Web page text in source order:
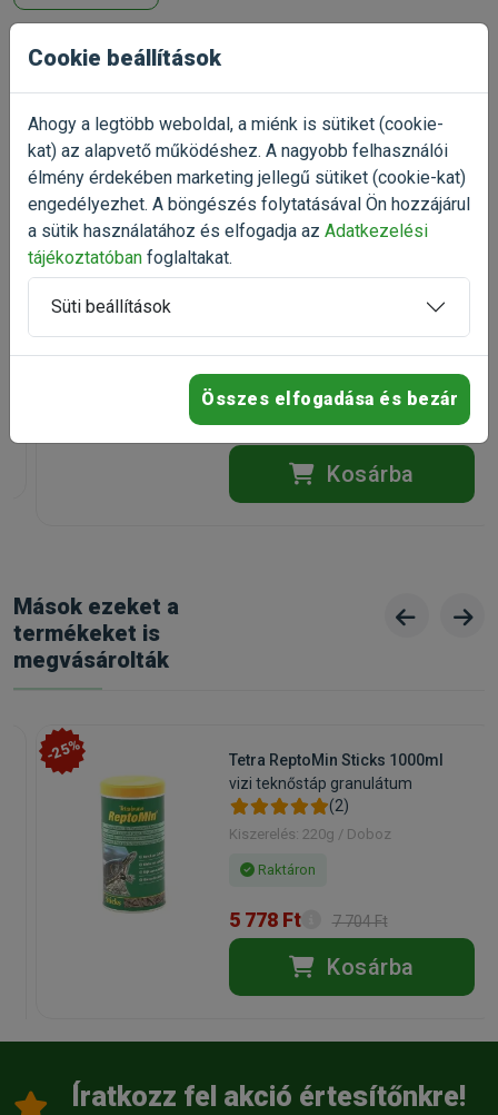
tartalmaz.
Kiszerelés:1 Darab
Nettó ár:
Állatorvosi:Nem
Talán ezek is
érdekelnek
-25%
Tetra Tortoise Szárazföldi
teknőstáp 500ml
Kiszerelés: 500ml / Doboz
Raktáron
2 869 Ft 3 825 Ft
Kosárba
Mások ezeket a
termékeket is
megvásárolták
-25%
Tetra ReptoMin Sticks 1000ml
vizi teknőstáp granulátum
(2)
Kiszerelés: 220g / Doboz
Raktáron
5 778 Ft 7 704 Ft
Kosárba
Íratkozz fel akció értesítőnkre!
Cookie beállítások
Ahogy a legtöbb weboldal, a miénk is sütiket (cookie-
kat) az alapvető működéshez. A nagyobb felhasználói
élmény érdekében marketing jellegű sütiket (cookie-kat)
engedélyezhet. A böngészés folytatásával Ön hozzájárul
a sütik használatához és elfogadja az Adatkezelési
tájékoztatóban foglaltakat.
Süti beállítások
Összes elfogadása és bezár